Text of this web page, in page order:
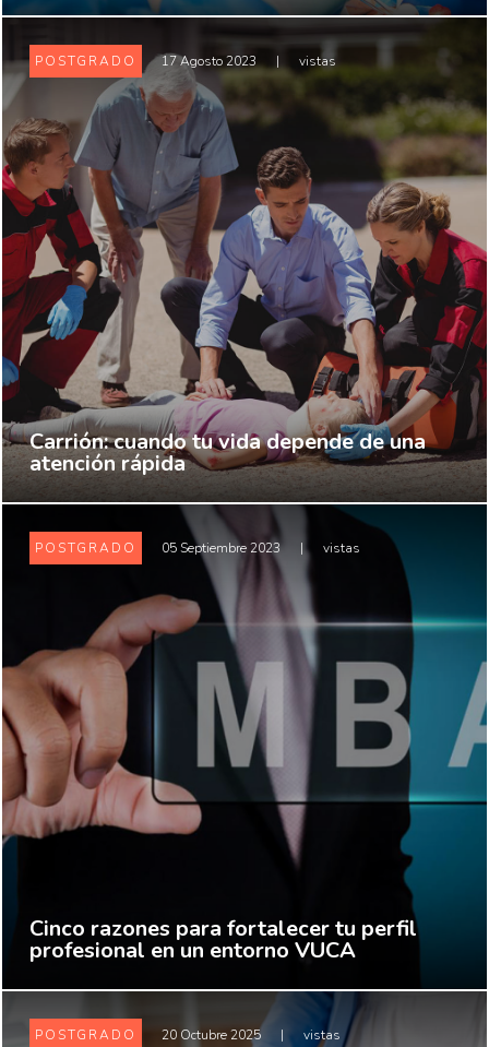
POSTGRADO 17 Agosto 2023 | vistas
Carrión: cuando tu vida depende de una
atención rápida
POSTGRADO 05 Septiembre 2023 | vistas
Cinco razones para fortalecer tu perfil
profesional en un entorno VUCA
POSTGRADO 20 Octubre 2025 | vistas